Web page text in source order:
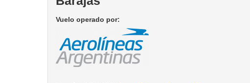
Vuelo operado por: